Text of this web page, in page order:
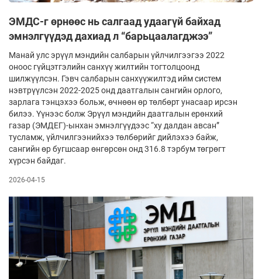
ЭМДС-г өрнөөс нь салгаад удаагүй байхад
эмнэлгүүдэд дахиад л “барьцаалагджээ”
Манай улс эрүүл мэндийн салбарын үйл­чилгээгээ 2022
оноос гүйцэтгэлийн санхүү­ жилтийн тог­толцоонд
шилжүүлсэн. Гэвч салбарын сан­хүү­жилтэд ийм систем
нэвтрүүлсэн 2022-2025 онд даатгалын сангийн орлого,
зарлага тэнцэхээ больж, өчнөөн өр төлбөрт унасаар ирсэн
билээ. Үүнээс болж Эрүүл мэндийн даатгалын ерөн­хий
газар (ЭМДЕГ)-ынхан эмнэлгүүдээс “ху­­ дал­дан авсан”
тусламж, үйлчилгээнийхээ төлбө­рийг дий­лэхээ байж,
сангийн өр бугшсаар өнгөр­сөн онд 316.8 тэрбум төгрөгт
хүрсэн байдаг.
2026-04-15